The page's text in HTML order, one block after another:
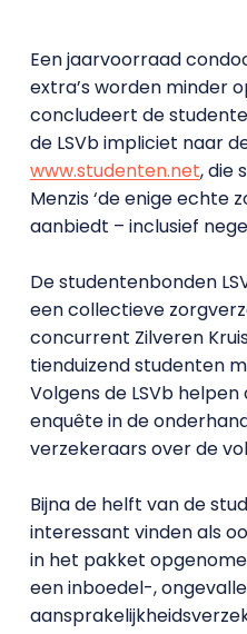
Een jaarvoorraad
extra’s worden minder
concludeert de
de LSVb impliciet naar
www.studenten.net, die
Menzis ‘de enige echte
aanbiedt – inclusief
De studentenbonden
een collectieve
concurrent Zilveren
tienduizend studenten
Volgens de LSVb
enquête in de
verzekeraars over de
Bijna de helft van de
interessant vinden als
in het pakket
een inboedel-,